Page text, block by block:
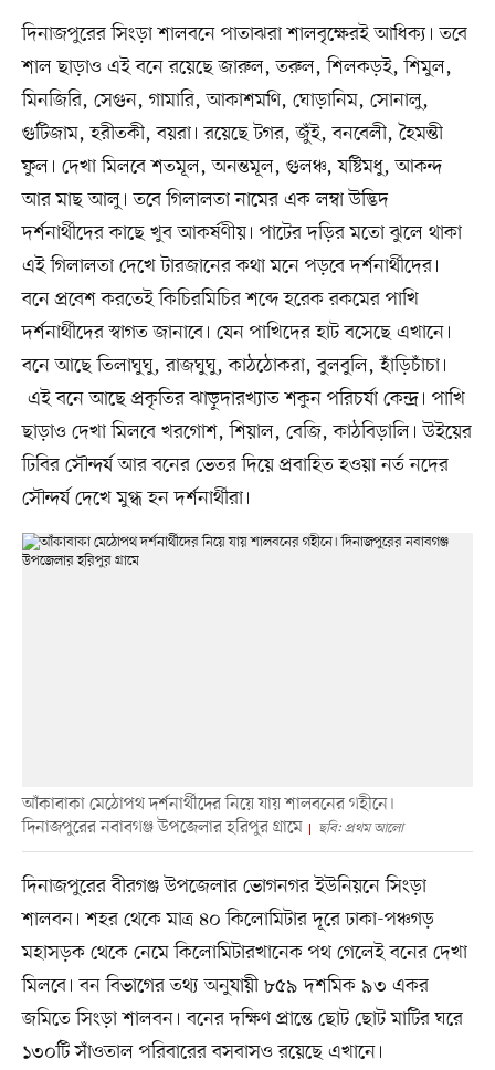
দিনাজপুরের সিংড়া শালবনে পাতাঝরা শালবৃক্ষেরই আধিক্য। তবে
শাল ছাড়াও এই বনে রয়েছে জারুল, তরুল, শিলকড়ই, শিমুল,
মিনজিরি, সেগুন, গামারি, আকাশমণি, ঘোড়ানিম, সোনালু,
গুটিজাম, হরীতকী, বয়রা। রয়েছে টগর, জুঁই, বনবেলী, হৈমন্তী
ফুল। দেখা মিলবে শতমূল, অনন্তমূল, গুলঞ্চ, যষ্টিমধু, আকন্দ
আর মাছ আলু। তবে গিলালতা নামের এক লম্বা উদ্ভিদ
দর্শনার্থীদের কাছে খুব আকর্ষণীয়। পাটের দড়ির মতো ঝুলে থাকা
এই গিলালতা দেখে টারজানের কথা মনে পড়বে দর্শনার্থীদের।
বনে প্রবেশ করতেই কিচিরমিচির শব্দে হরেক রকমের পাখি
দর্শনার্থীদের স্বাগত জানাবে। যেন পাখিদের হাট বসেছে এখানে।
বনে আছে তিলাঘুঘু, রাজঘুঘু, কাঠঠোকরা, বুলবুলি, হাঁড়িচাঁচা।
এই বনে আছে প্রকৃতির ঝাড়ুদারখ্যাত শকুন পরিচর্যা কেন্দ্র। পাখি
ছাড়াও দেখা মিলবে খরগোশ, শিয়াল, বেজি, কাঠবিড়ালি। উইয়ের
ঢিবির সৌন্দর্য আর বনের ভেতর দিয়ে প্রবাহিত হওয়া নর্ত নদের
সৌন্দর্য দেখে মুগ্ধ হন দর্শনার্থীরা।
আঁকাবাকা মেঠোপথ দর্শনার্থীদের নিয়ে যায় শালবনের গহীনে।
দিনাজপুরের নবাবগঞ্জ উপজেলার হরিপুর গ্রামে
ছবি: প্রথম আলো
দিনাজপুরের বীরগঞ্জ উপজেলার ভোগনগর ইউনিয়নে সিংড়া
শালবন। শহর থেকে মাত্র ৪০ কিলোমিটার দূরে ঢাকা-পঞ্চগড়
মহাসড়ক থেকে নেমে কিলোমিটারখানেক পথ গেলেই বনের দেখা
মিলবে। বন বিভাগের তথ্য অনুযায়ী ৮৫৯ দশমিক ৯৩ একর
জমিতে সিংড়া শালবন। বনের দক্ষিণ প্রান্তে ছোট ছোট মাটির ঘরে
১৩০টি সাঁওতাল পরিবারের বসবাসও রয়েছে এখানে।